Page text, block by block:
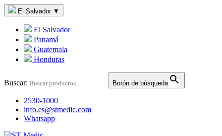
El Salvador ▼
El Salvador
Panamá
Guatemala
Honduras
Buscar: Botón de búsqueda
2530-1000
info.es@stmedic.com
Whatsapp